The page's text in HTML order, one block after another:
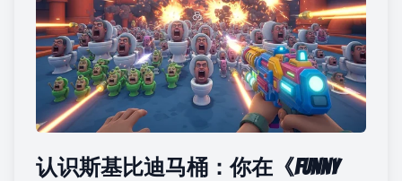
认识斯基比迪马桶：你在《Funny